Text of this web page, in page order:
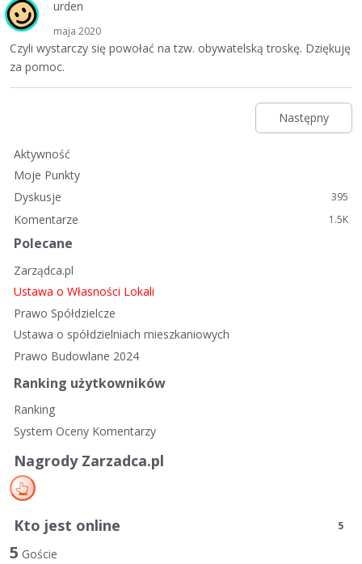
urden
maja 2020
Czyli wystarczy się powołać na tzw. obywatelską troskę. Dziękuję
za pomoc.
Następny
Aktywność
Moje Punkty
Dyskusje
395
Komentarze 1.5K
Polecane
Zarządca.pl
Ustawa o Własności Lokali
Prawo Spółdzielcze
Ustawa o spółdzielniach mieszkaniowych
Prawo Budowlane 2024
Ranking użytkowników
Ranking
System Oceny Komentarzy
Nagrody Zarzadca.pl
Kto jest online 5
5 Goście